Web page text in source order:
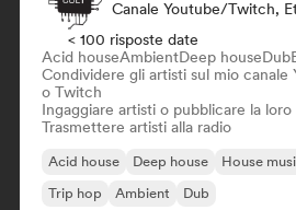
< 100 risposte date
Acid houseAmbientDeep houseDub
Condividere gli artisti sul mio canale
o Twitch
Ingaggiare artisti o pubblicare la loro
Trasmettere artisti alla radio
Acid house Deep house House
Trip hop
Ambient Dub